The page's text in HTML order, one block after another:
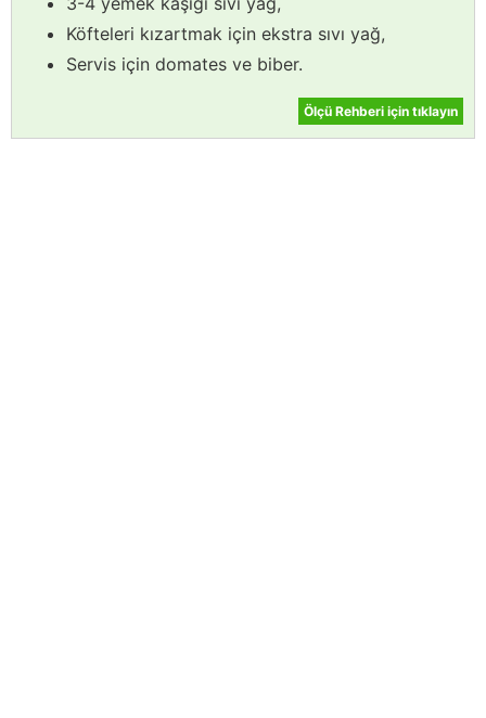
Köfteleri kızartmak için ekstra sıvı yağ,
Servis için domates ve biber.
Ölçü Rehberi için tıklayın